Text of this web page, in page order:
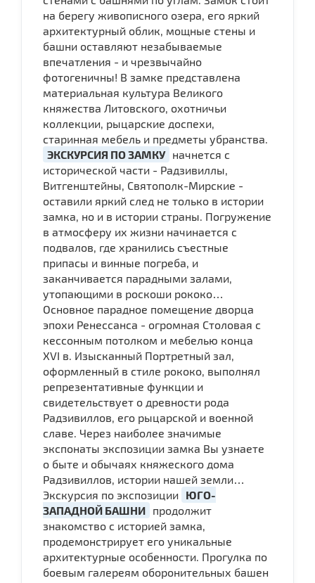
на берегу живописного озера, его яркий
архитектурный облик, мощные стены и
башни оставляют незабываемые
впечатления - и чрезвычайно
фотогеничны! В замке представлена
материальная культура Великого
княжества Литовского, охотничьи
коллекции, рыцарские доспехи,
старинная мебель и предметы убранства.
ЭКСКУРСИЯ ПО ЗАМКУ начнется с
исторической части - Радзивиллы,
Витгенштейны, Святополк-Мирские -
оставили яркий след не только в истории
замка, но и в истории страны. Погружение
в атмосферу их жизни начинается с
подвалов, где хранились съестные
припасы и винные погреба, и
заканчивается парадными залами,
утопающими в роскоши рококо…
Основное парадное помещение дворца
эпохи Ренессанса - огромная Столовая с
кессонным потолком и мебелью конца
XVI в. Изысканный Портретный зал,
оформленный в стиле рококо, выполнял
репрезентативные функции и
свидетельствует о древности рода
Радзивиллов, его рыцарской и военной
славе. Через наиболее значимые
экспонаты экспозиции замка Вы узнаете
о быте и обычаях княжеского дома
Радзивиллов, истории нашей земли…
Экскурсия по экспозиции
ЮГО-
ЗАПАДНОЙ БАШНИ продолжит
знакомство с историей замка,
продемонстрирует его уникальные
архитектурные особенности. Прогулка по
боевым галереям оборонительных башен